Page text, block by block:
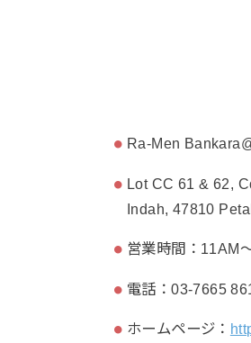
Ra-Men
Lot CC 61 & 62,
Indah, 47810
営業時間：11AM
電話：03-7665
ホームページ：